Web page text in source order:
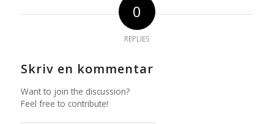
0
REPLIES
Skriv en kommentar
Want to join the discussion?
Feel free to contribute!